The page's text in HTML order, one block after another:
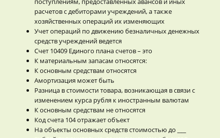
расчетов с дебиторами учреждений, а также
хозяйственных операций их изменяющих
Учет операций по движению безналичных денежных
средств учреждений ведется
Счет 10409 Единого плана счетов – это
К материальным запасам относятся:
К основным средствам относятся
Амортизация может быть
Разница в стоимости товара, возникающая в связи с
изменением курса рубля к иностранным валютам
К основным средствам не относятся
Код счета 104 отражает объект
На объекты основных средств стоимостью до ___